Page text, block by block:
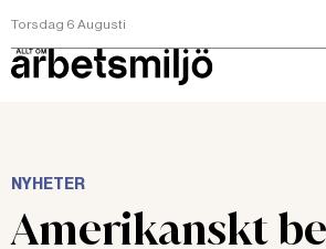
Torsdag 6 Augusti
NYHETER
Amerikanskt